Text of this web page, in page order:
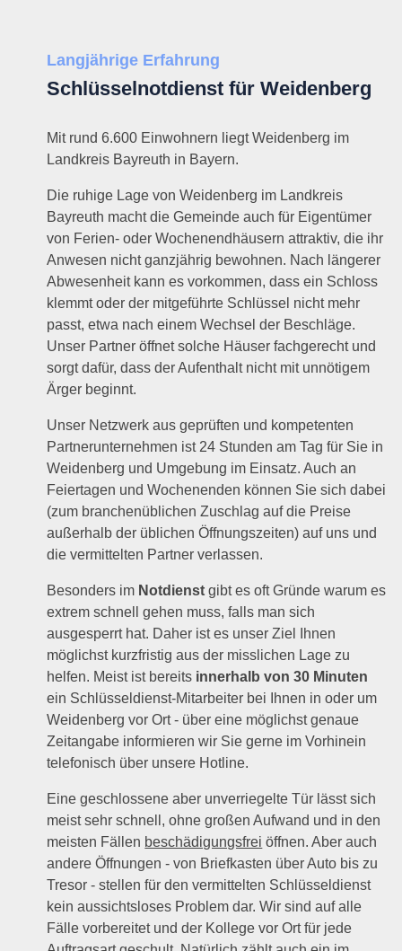
Langjährige Erfahrung
Schlüsselnotdienst für Weidenberg
Mit rund 6.600 Einwohnern liegt Weidenberg im
Landkreis Bayreuth in Bayern.
Die ruhige Lage von Weidenberg im Landkreis
Bayreuth macht die Gemeinde auch für Eigentümer
von Ferien- oder Wochenendhäusern attraktiv, die ihr
Anwesen nicht ganzjährig bewohnen. Nach längerer
Abwesenheit kann es vorkommen, dass ein Schloss
klemmt oder der mitgeführte Schlüssel nicht mehr
passt, etwa nach einem Wechsel der Beschläge.
Unser Partner öffnet solche Häuser fachgerecht und
sorgt dafür, dass der Aufenthalt nicht mit unnötigem
Ärger beginnt.
Unser Netzwerk aus geprüften und kompetenten
Partnerunternehmen ist 24 Stunden am Tag für Sie in
Weidenberg und Umgebung im Einsatz. Auch an
Feiertagen und Wochenenden können Sie sich dabei
(zum branchenüblichen Zuschlag auf die Preise
außerhalb der üblichen Öffnungszeiten) auf uns und
die vermittelten Partner verlassen.
Besonders im Notdienst gibt es oft Gründe warum es
extrem schnell gehen muss, falls man sich
ausgesperrt hat. Daher ist es unser Ziel Ihnen
möglichst kurzfristig aus der misslichen Lage zu
helfen. Meist ist bereits innerhalb von 30 Minuten
ein Schlüsseldienst-Mitarbeiter bei Ihnen in oder um
Weidenberg vor Ort - über eine möglichst genaue
Zeitangabe informieren wir Sie gerne im Vorhinein
telefonisch über unsere Hotline.
Eine geschlossene aber unverriegelte Tür lässt sich
meist sehr schnell, ohne großen Aufwand und in den
meisten Fällen beschädigungsfrei öffnen. Aber auch
andere Öffnungen - von Briefkasten über Auto bis zu
Tresor - stellen für den vermittelten Schlüsseldienst
kein aussichtsloses Problem dar. Wir sind auf alle
Fälle vorbereitet und der Kollege vor Ort für jede